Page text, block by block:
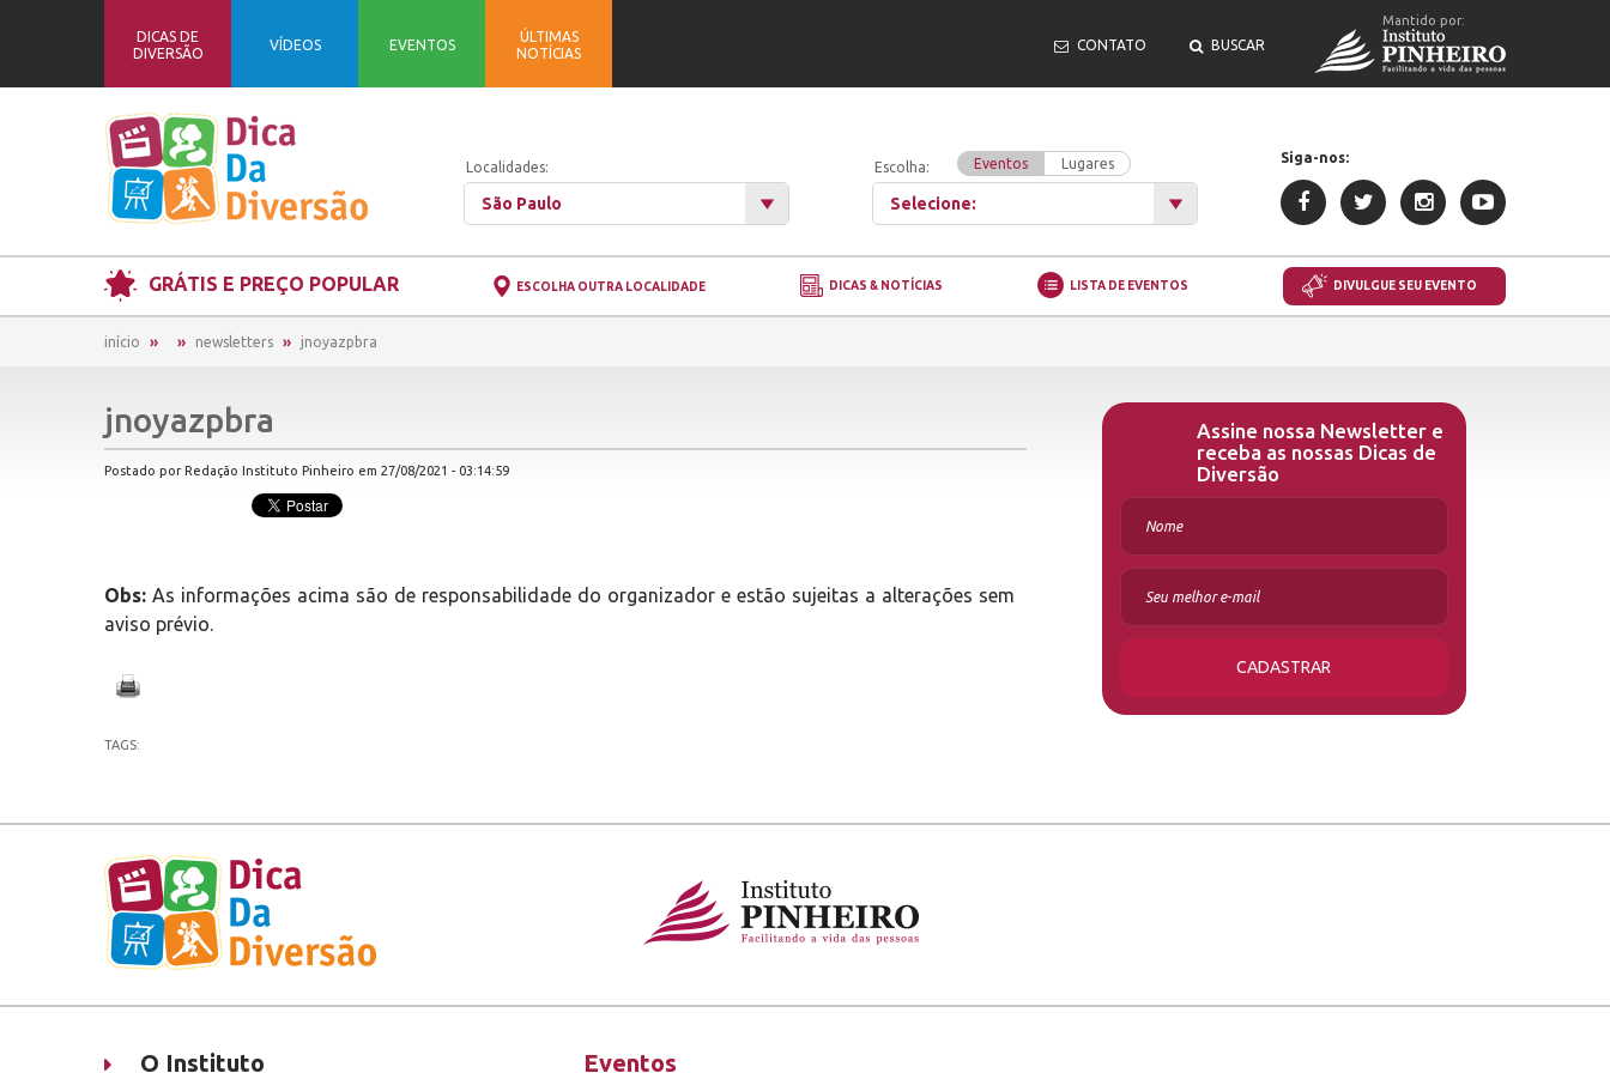
DICAS DE
DIVERSÃO
VÍDEOS EVENTOS
ÚLTIMAS
NOTÍCIAS
CONTATO BUSCAR
Mantido por:
Localidades:
São Paulo
Escolha: Eventos Lugares
Selecione:
Siga-nos:
GRÁTIS E PREÇO POPULAR ESCOLHA OUTRA LOCALIDADE DICAS & NOTÍCIAS LISTA DE EVENTOS DIVULGUE SEU EVENTO
início newsletters jnoyazpbra
jnoyazpbra
Postado por Redação Instituto Pinheiro em 27/08/2021 - 03:14:59
Obs: As informações acima são de responsabilidade do organizador e estão sujeitas a alterações sem
aviso prévio.
TAGS:
Assine nossa Newsletter e
receba as nossas Dicas de
Diversão
CADASTRAR
O Instituto Eventos